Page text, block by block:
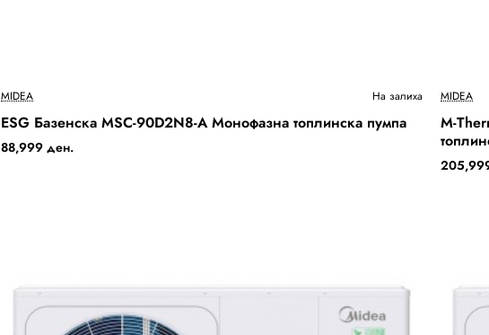
Бесплатна Достава
MIDEA На залиха
ESG Базенска MSC-90D2N8-A Монофазна топлинска пумпа
88,999 ден.
Out
MIDEA
M-